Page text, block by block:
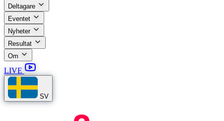
Deltagare
Eventet
Nyheter
Resultat
Om
LIVE
SV